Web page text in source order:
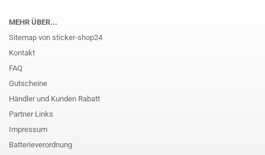
MEHR ÜBER...
Sitemap von sticker-shop24
Kontakt
FAQ
Gutscheine
Händler und Kunden Rabatt
Partner Links
Impressum
Batterieverordnung